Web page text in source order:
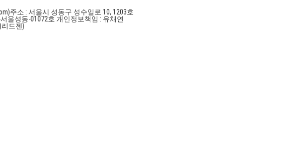
주소 : 서울시 성동구 성수일로 10, 1203호
울성동-01072호 개인정보책임 : 유채연
리드젠)